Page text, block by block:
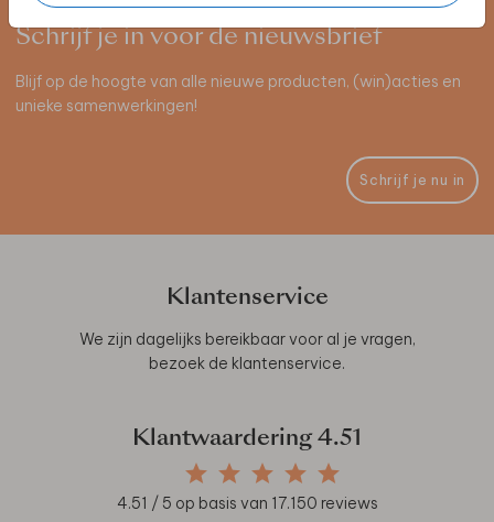
Schrijf je in voor de nieuwsbrief
Blijf op de hoogte van alle nieuwe producten, (win)acties en
unieke samenwerkingen!
Schrijf je nu in
Klantenservice
We zijn dagelijks bereikbaar voor al je vragen,
bezoek de klantenservice.
Klantwaardering 4.51
4.51 / 5 op basis van 17.150 reviews